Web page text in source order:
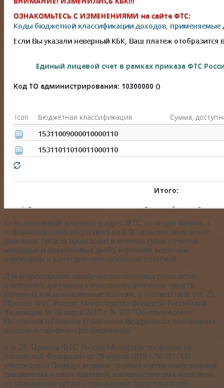
Если платежный документ в адрес ФТС проведен банком, а
информация о них отсутствует на ЕЛС (обычно зачисление
денежных средств происходит в течении суток с учетом
выходных и праздничных дней), вероятнее всего они
переведены в категорию невыясненных платежей.
Для корректировки ошибочно заполненных реквизитов
платежного документа в отношении денежных средств,
учтенных как невыясненные платежи, в соответствии с п. 21
Приказа ФТС России Министерства финансов Российской
Федерации от 10 марта 2017 г. N 372 "Об утверждении
Положения о Главном управлении федеральных таможенных
доходов и тарифного регулирования"
и п. 21 Приказа ФТС России Министерства финансов
Российской Федерации от 29 апреля 2019 г. N 727 "Об
утверждении Порядка ведения лицевых счетов плательщиков
таможенных и иных платежей, взимание которых возложено
на таможенные органы, таможенных представителей,